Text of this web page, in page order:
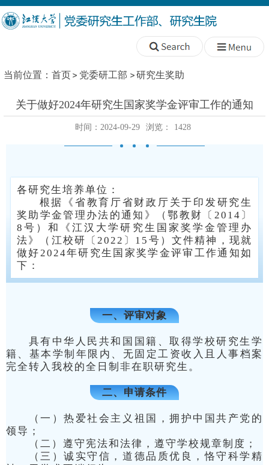
当前位置： 首页 党委研工部 研究生奖助
关于做好2024年研究生国家奖学金评审工作的通知
时间：2024-09-29 浏览： 1428
各研究生培养单位：
根据《省教育厅省财政厅关于印发研究生
奖助学金管理办法的通知》（鄂教财〔2014〕
8号）和《江汉大学研究生国家奖学金管理办
法》（江校研〔2022〕15号）文件精神，现就
做好2024年研究生国家奖学金评审工作通知如
下：
一、评审对象
具有中华人民共和国国籍、取得学校研究生学
籍、基本学制年限内、无固定工资收入且人事档案
完全转入我校的全日制非在职研究生。
二、申请条件
（一）热爱社会主义祖国，拥护中国共产党的
领导；
（二）遵守宪法和法律，遵守学校规章制度；
（三）诚实守信，道德品质优良，恪守科学精